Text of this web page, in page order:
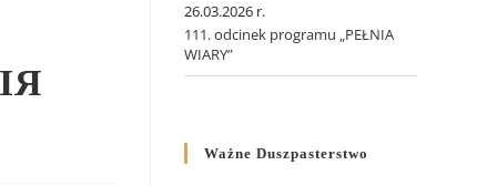
26.03.2026 r.
111. odcinek programu „PEŁNIA
WIARY”
Ważne Duszpasterstwo